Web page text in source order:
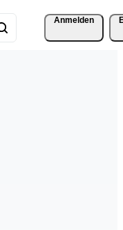
Anmelden